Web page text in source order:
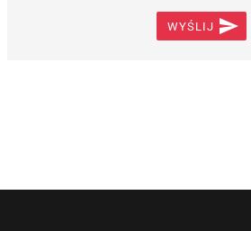
WYŚLIJ 